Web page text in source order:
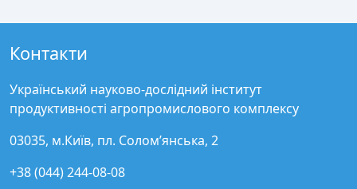
Контакти
Український науково-дослідний інститут
продуктивності агропромислового комплексу
03035, м.Київ, пл. Солом’янська, 2
+38 (044) 244-08-08